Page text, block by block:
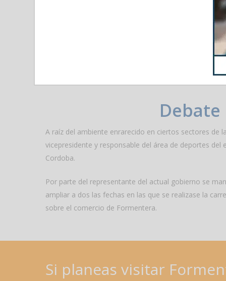
No fueron pocos los atletas que mostraron su
ninguna agrupación deportiva y que la prueba debía
Haciendo mención al hecho de que la limitación en
llevar adelante una iniciativa como la presentada por
A raíz del ambiente enrarecido en ciertos sectores de
vicepresidente y responsable del área de deportes
Cordoba.
Por parte del representante del actual gobierno se
ampliar a dos las fechas en las que se realizase la
sobre el comercio de Formentera.
Si planeas visitar